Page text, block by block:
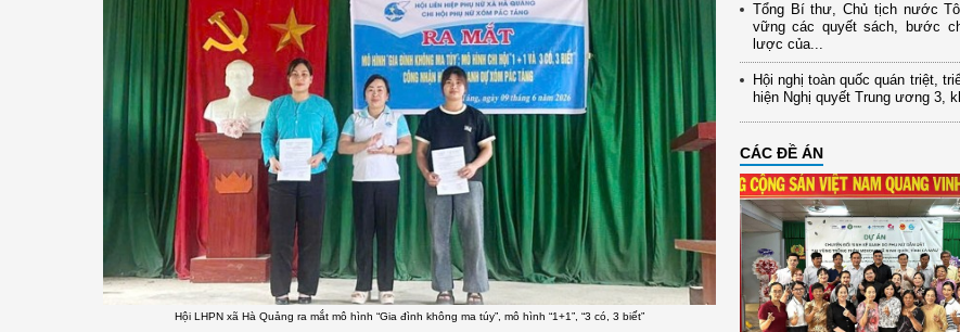
Hội LHPN xã Hà Quảng ra mắt mô hình “Gia đình không ma túy”, mô hình “1+1”, “3 có, 3 biết”
Tổng Bí thư, Chủ tịch nước
vững các quyết sách, bước
lược của...
Hội nghị toàn quốc quán triệt,
hiện Nghị quyết Trung ương 3,
CÁC ĐỀ ÁN